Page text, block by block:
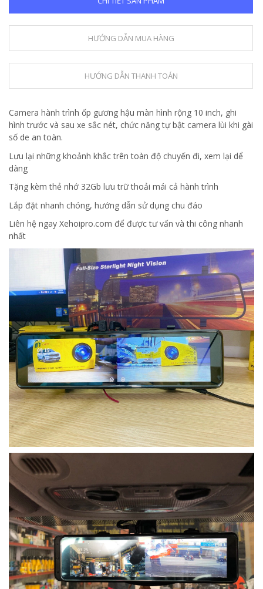
HƯỚNG DẪN MUA HÀNG
HƯỚNG DẪN THANH TOÁN
Camera hành trình ốp gương hậu màn hình rộng 10 inch, ghi
hình trước và sau xe sắc nét, chức năng tự bật camera lùi khi gài
số de an toàn.
Lưu lại những khoảnh khắc trên toàn độ chuyến đi, xem lại dể
dàng
Tặng kèm thẻ nhớ 32Gb lưu trữ thoải mái cả hành trình
Lắp đặt nhanh chóng, hướng dẫn sử dụng chu đáo
Liên hệ ngay Xehoipro.com để được tư vấn và thi công nhanh
nhất